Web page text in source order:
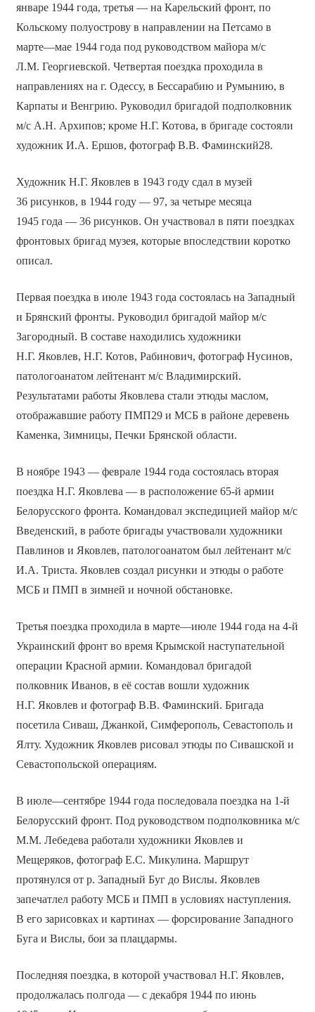
январе 1944 года, третья — на Карельский фронт, по
Кольскому полуострову в направлении на Петсамо в
марте—мае 1944 года под руководством майора м/с
Л.М. Георгиевской. Четвертая поездка проходила в
направлениях на г. Одессу, в Бессарабию и Румынию, в
Карпаты и Венгрию. Руководил бригадой подполковник
м/с А.Н. Архипов; кроме Н.Г. Котова, в бригаде состояли
художник И.А. Ершов, фотограф В.В. Фаминский28.
Художник Н.Г. Яковлев в 1943 году сдал в музей
36 рисунков, в 1944 году — 97, за четыре месяца
1945 года — 36 рисунков. Он участвовал в пяти поездках
фронтовых бригад музея, которые впоследствии коротко
описал.
Первая поездка в июле 1943 года состоялась на Западный
и Брянский фронты. Руководил бригадой майор м/с
Загородный. В составе находились художники
Н.Г. Яковлев, Н.Г. Котов, Рабинович, фотограф Нусинов,
патологоанатом лейтенант м/с Владимирский.
Результатами работы Яковлева стали этюды маслом,
отображавшие работу ПМП29 и МСБ в районе деревень
Каменка, Зимницы, Печки Брянской области.
В ноябре 1943 — феврале 1944 года состоялась вторая
поездка Н.Г. Яковлева — в расположение 65-й армии
Белорусского фронта. Командовал экспедицией майор м/с
Введенский, в работе бригады участвовали художники
Павлинов и Яковлев, патологоанатом был лейтенант м/с
И.А. Триста. Яковлев создал рисунки и этюды о работе
МСБ и ПМП в зимней и ночной обстановке.
Третья поездка проходила в марте—июле 1944 года на 4-й
Украинский фронт во время Крымской наступательной
операции Красной армии. Командовал бригадой
полковник Иванов, в её состав вошли художник
Н.Г. Яковлев и фотограф В.В. Фаминский. Бригада
посетила Сиваш, Джанкой, Симферополь, Севастополь и
Ялту. Художник Яковлев рисовал этюды по Сивашской и
Севастопольской операциям.
В июле—сентябре 1944 года последовала поездка на 1-й
Белорусский фронт. Под руководством подполковника м/с
М.М. Лебедева работали художники Яковлев и
Мещеряков, фотограф Е.С. Микулина. Маршрут
протянулся от р. Западный Буг до Вислы. Яковлев
запечатлел работу МСБ и ПМП в условиях наступления.
В его зарисовках и картинах — форсирование Западного
Буга и Вислы, бои за плацдармы.
Последняя поездка, в которой участвовал Н.Г. Яковлев,
продолжалась полгода — с декабря 1944 по июнь